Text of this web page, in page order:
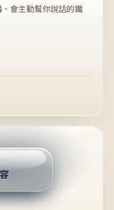
會主動幫你說話的鐵
推薦的台灣品牌？